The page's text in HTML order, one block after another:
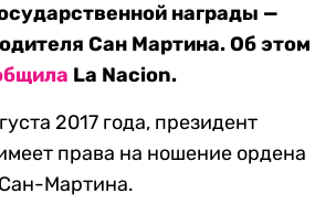
награды —
Сан Мартина. Об этом
La Nacion.
2017 года, президент
права на ношение ордена
Мартина.